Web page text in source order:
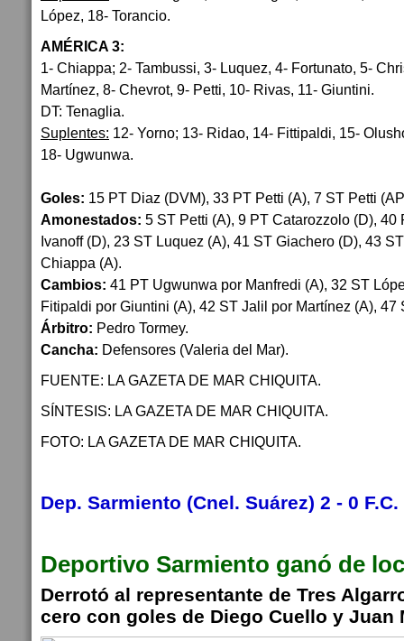
López, 18- Torancio.
AMÉRICA 3:
1- Chiappa; 2- Tambussi, 3- Luquez, 4- Fortunato, 5-
Martínez, 8- Chevrot, 9- Petti, 10- Rivas, 11- Giuntini.
DT: Tenaglia.
Suplentes: 12- Yorno; 13- Ridao, 14- Fittipaldi, 15-
18- Ugwunwa.
Goles: 15 PT Diaz (DVM), 33 PT Petti (A), 7 ST Petti
Amonestados: 5 ST Petti (A), 9 PT Catarozzolo (D), 40
Ivanoff (D), 23 ST Luquez (A), 41 ST Giachero (D), 43
Chiappa (A).
Cambios: 41 PT Ugwunwa por Manfredi (A), 32 ST
Fitipaldi por Giuntini (A), 42 ST Jalil por Martínez (A), 47
Árbitro: Pedro Tormey.
Cancha: Defensores (Valeria del Mar).
FUENTE: LA GAZETA DE MAR CHIQUITA.
SÍNTESIS: LA GAZETA DE MAR CHIQUITA.
FOTO: LA GAZETA DE MAR CHIQUITA.
Dep. Sarmiento (Cnel. Suárez) 2 - 0
Deportivo Sarmiento ganó de
Derrotó al representante de Tres
cero con goles de Diego Cuello y Juan